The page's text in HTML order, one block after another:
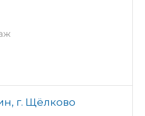
г. Щёлково